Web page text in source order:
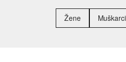
Žene Muškarci